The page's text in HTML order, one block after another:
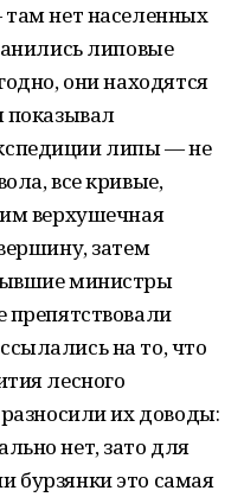
нет населенных
липовые
они находятся
показывал
липы — не
все кривые,
верхушечная
затем
министры
препятствовали
на то, что
лесного
их доводы:
нет, зато для
бурзянки это самая